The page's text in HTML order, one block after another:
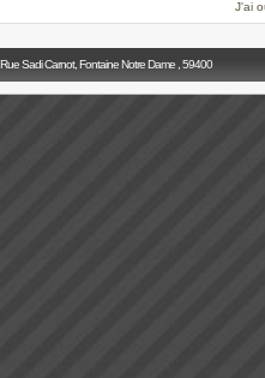
J'ai
Sadi Carnot, Fontaine Notre Dame , 59400